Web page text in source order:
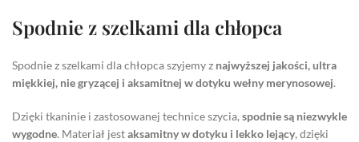
Spodnie z szelkami dla chłopca
Spodnie z szelkami dla chłopca szyjemy z najwyższej jakości, ultra
miękkiej, nie gryzącej i aksamitnej w dotyku wełny merynosowej.
Dzięki tkaninie i zastosowanej technice szycia,spodnie są niezwykle
wygodne. Materiał jestaksamitny w dotyku i lekko lejący, dzięki